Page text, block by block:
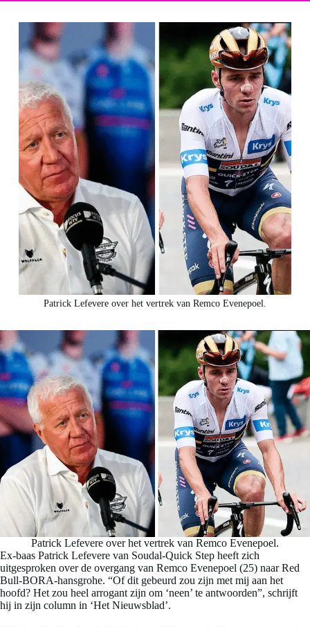
Patrick Lefevere over het vertrek van Remco Evenepoel.
Patrick Lefevere over het vertrek van Remco Evenepoel.
Ex-baas Patrick Lefevere van Soudal-Quick Step heeft zich
uitgesproken over de overgang van Remco Evenepoel (25) naar Red
Bull-BORA-hansgrohe. “Of dit gebeurd zou zijn met mij aan het
hoofd? Het zou heel arrogant zijn om ‘neen’ te antwoorden”, schrijft
hij in zijn column in ‘Het Nieuwsblad’.